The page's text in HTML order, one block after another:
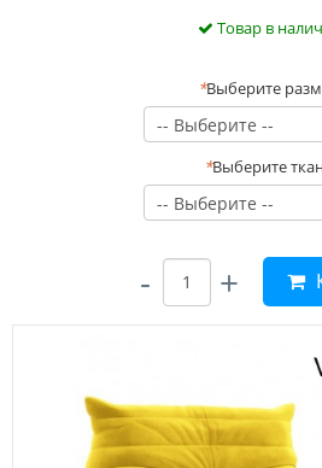
Товар в
*Выберите
*Выберите
- +